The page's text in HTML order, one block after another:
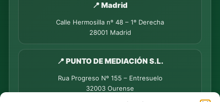
📍 Madrid
Calle Hermosilla nº 48 – 1º Derecha
28001 Madrid
📍 PUNTO DE MEDIACIÓN S.L.
Rua Progreso Nº 155 – Entresuelo
32003 Ourense